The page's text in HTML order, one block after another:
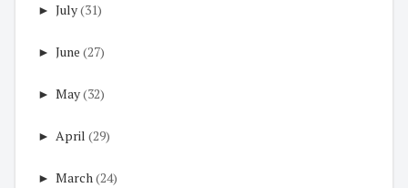
► July(31)
► June (27)
► May(32)
► April (29)
► March(24)